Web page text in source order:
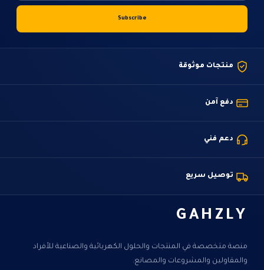
منتجات موثوقة
دفع آمن
دعم فني
توصيل سريع
GAHZLY
منصة متخصصة في المنتجات والحلول الكهربائية والصناعية للأفراد
والمقاولين والمشروعات والمصانع.